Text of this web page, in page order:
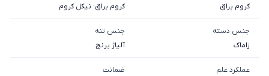
کروم براق
کروم براق: نیکل کروم
جنس دسته
زاماک
جنس تنه
آلیاژ برنج
عملکرد علم
ضمانت